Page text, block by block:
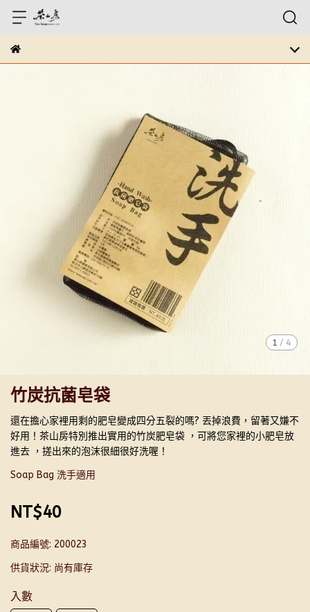
1 / 4
竹炭抗菌皂袋
還在擔心家裡用剩的肥皂變成四分五裂的嗎? 丟掉浪費，留著又嫌不
好用！茶山房特別推出實用的竹炭肥皂袋 ，可將您家裡的小肥皂放
進去 ，搓出來的泡沫很細很好洗喔！
Soap Bag 洗手適用
NT$40
商品編號: 200023
供貨狀況: 尚有庫存
入數